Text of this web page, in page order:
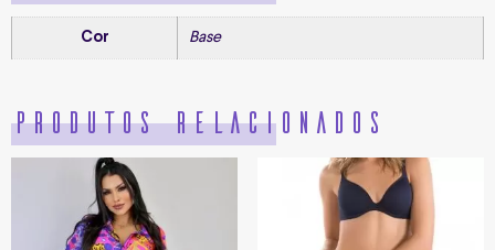
Cor Base
Produtos relacionados